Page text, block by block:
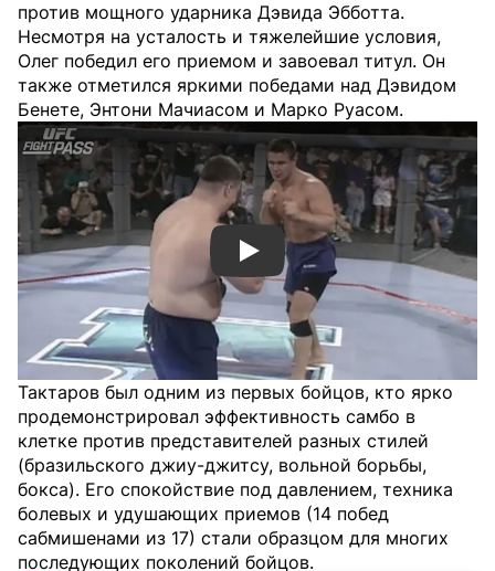
против мощного ударника Дэвида Эбботта.
Несмотря на усталость и тяжелейшие условия,
Олег победил его приемом и завоевал титул. Он
также отметился яркими победами над Дэвидом
Бенете, Энтони Мачиасом и Марко Руасом.
Смотреть видео YouTube
Тактаров был одним из первых бойцов, кто ярко
продемонстрировал эффективность самбо в
клетке против представителей разных стилей
(бразильского джиу-джитсу, вольной борьбы,
бокса). Его спокойствие под давлением, техника
болевых и удушающих приемов (14 побед
сабмишенами из 17) стали образцом для многих
последующих поколений бойцов.